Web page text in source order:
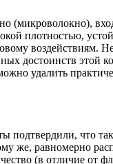
(микроволокно),
плотностью,
воздействиям.
достоинств этой
удалить
подтвердили, что
же, равномерно
(в отличие от